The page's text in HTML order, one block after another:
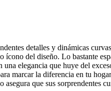
detalles y dinámicas
ícono del diseño. Lo bastante
una elegancia que huye del
marcar la diferencia en tu
asegura que sus sorprendentes